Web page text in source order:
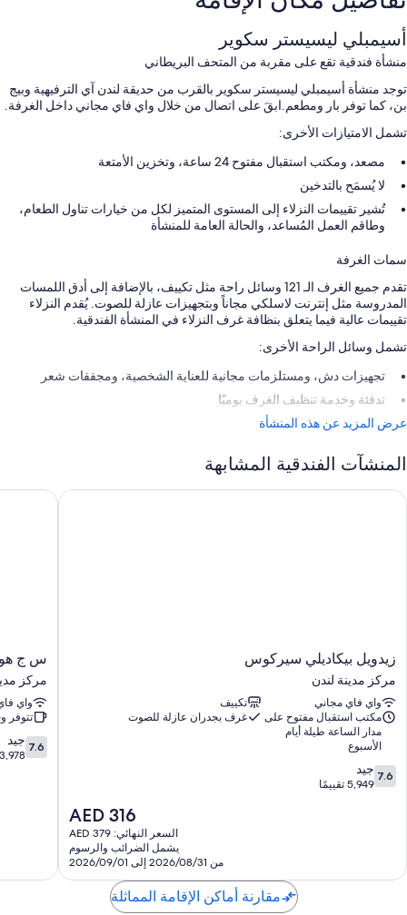
أسيمبلي ليسيستر سكوير
منشأة فندقية تقع على مقربة من المتحف البريطاني
توجد منشأة أسيمبلي ليسيستر سكوير بالقرب من حديقة لندن آي الترفيهية وبيج
بن، كما توفر بار ومطعم.ابقَ على اتصال من خلال واي فاي مجاني داخل الغرفة.
تشمل الامتيازات الأخرى:
مصعد، ومكتب استقبال مفتوح 24 ساعة، وتخزين الأمتعة
لا يُسمَح بالتدخين
تُشير تقييمات النزلاء إلى المستوى المتميز لكل من خيارات تناول الطعام،
وطاقم العمل المُساعد، والحالة العامة للمنشأة
سمات الغرفة
تقدم جميع الغرف الـ 121 وسائل راحة مثل تكييف، بالإضافة إلى أدق اللمسات
المدروسة مثل إنترنت لاسلكي مجاناً وبتجهيزات عازلة للصوت. يُقدم النزلاء
تقييمات عالية فيما يتعلق بنظافة غرف النزلاء في المنشأة الفندقية.
تشمل وسائل الراحة الأخرى:
تجهيزات دش، ومستلزمات مجانية للعناية الشخصية، ومجففات شعر
تدفئة وخدمة تنظيف الغرف يوميًا
عرض المزيد عن هذه المنشأة
المنشآت الفندقية المشابهة
زيدويل
بيكاديلي
سيركوس
مركز
مدينة
لندن
زيدويل بيكاديلي سيركوس
مركز مدينة لندن
واي فاي مجاني
تكييف
مكتب استقبال مفتوح على
مدار الساعة طيلة أيام
الأسبوع
غرف بجدران عازلة للصوت
7.6
من
7.6 جيد
5,949 تقييمًا
السعر
الحالي
هو
AED
316
AED 316
السعر النهائي: AED 379
يشمل الضرائب والرسوم
من 2026/08/31 إلى 2026/09/01
زيدويل بيكاديلي سيركوس
س
هوتل
لندن
ستريت
مركز
س ج
مركز
واي
تتوفر
7.6
من
7.6 جيد
3,978 تقييمًا
س ج
مقارنة أماكن الإقامة المماثلة